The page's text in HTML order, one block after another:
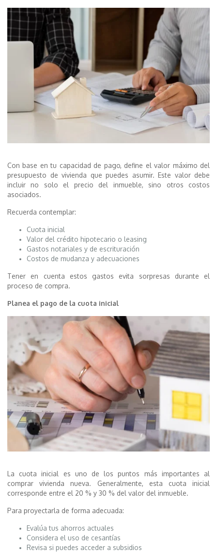
Con base en tu capacidad de pago, define el valor máximo del
presupuesto de vivienda que puedes asumir. Este valor debe
incluir no solo el precio del inmueble, sino otros costos
asociados.
Recuerda contemplar:
Cuota inicial
Valor del crédito hipotecario o leasing
Gastos notariales y de escrituración
Costos de mudanza y adecuaciones
Tener en cuenta estos gastos evita sorpresas durante el
proceso de compra.
Planea el pago de la cuota inicial
La cuota inicial es uno de los puntos más importantes al
comprar vivienda nueva. Generalmente, esta cuota inicial
corresponde entre el 20 % y 30 % del valor del inmueble.
Para proyectarla de forma adecuada:
Evalúa tus ahorros actuales
Considera el uso de cesantías
Revisa si puedes acceder a subsidios